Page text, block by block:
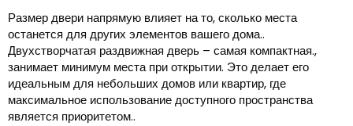
Размер двери напрямую влияет на то, сколько места
останется для других элементов вашего дома..
Двухстворчатая раздвижная дверь – самая компактная.,
занимает минимум места при открытии. Это делает его
идеальным для небольших домов или квартир, где
максимальное использование доступного пространства
является приоритетом..